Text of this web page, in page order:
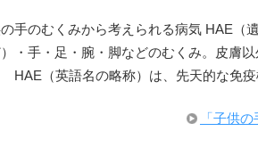
手のむくみから考えられる病気 HAE
・手・足・腕・脚などのむくみ。皮膚
HAE（英語名の略称）は、先天的な免疫
「子供